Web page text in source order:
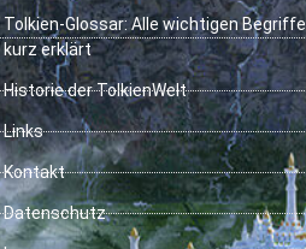
Tolkien-Glossar: Alle wichtigen Begriffe
kurz erklärt
Historie der TolkienWelt
Links
Kontakt
Datenschutz